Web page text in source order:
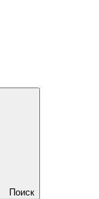
Поиск